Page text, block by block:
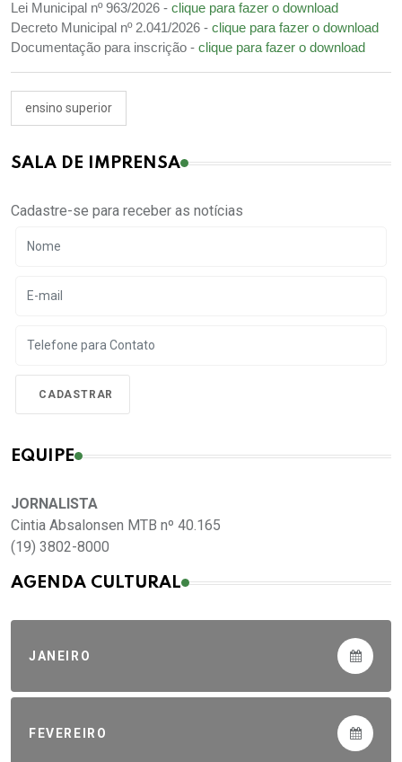
Lei Municipal nº 963/2026 - clique para fazer o download
Decreto Municipal nº 2.041/2026 - clique para fazer o download
Documentação para inscrição - clique para fazer o download
ensino superior
SALA DE IMPRENSA
Cadastre-se para receber as notícias
EQUIPE
JORNALISTA
Cintia Absalonsen MTB nº 40.165
(19) 3802-8000
AGENDA CULTURAL
JANEIRO
FEVEREIRO